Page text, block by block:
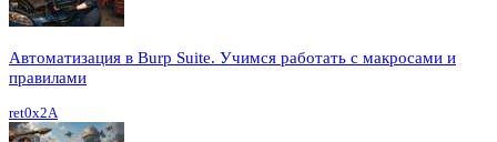
Автоматизация в Burp Suite. Учимся работать с макросами и
правилами
ret0x2A